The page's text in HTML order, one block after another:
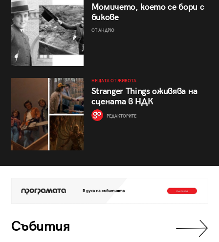
Момичето, което се бори с
бикове
ОТ АНДРЮ
НЕЩАТА ОТ ЖИВОТА
Stranger Things оживява на
сцената в НДК
РЕДАКТОРИТЕ
Събития